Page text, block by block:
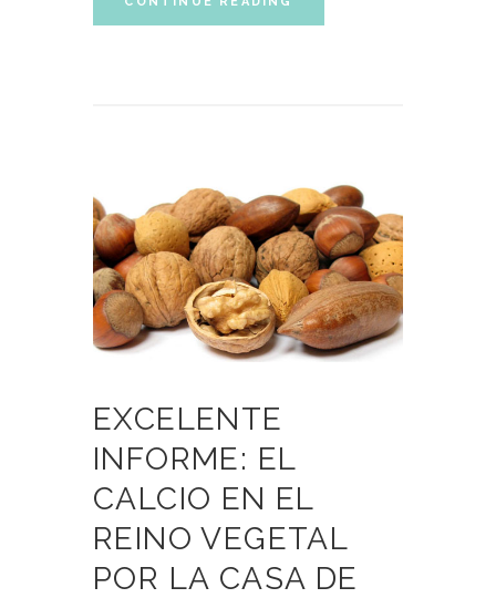
EXCELENTE
INFORME: EL
CALCIO EN EL
REINO VEGETAL
POR LA CASA DE